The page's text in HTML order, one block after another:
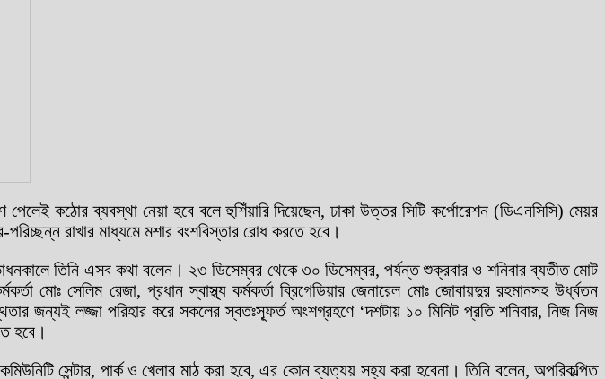
কঠোর ব্যবস্থা নেয়া হবে বলে হুশিঁয়ারি দিয়েছেন, ঢাকা উত্তর সিটি কর্পোরেশন (ডিএনসিসি) মেয়র
রাখার মাধ্যমে মশার বংশবিস্তার রোধ করতে হবে।
তিনি এসব কথা বলেন। ২৩ ডিসেম্বর থেকে ৩০ ডিসেম্বর, পর্যন্ত শুক্রবার ও শনিবার ব্যতীত মোট
মোঃ সেলিম রেজা, প্রধান স্বাস্থ্য কর্মকর্তা ব্রিগেডিয়ার জেনারেল মোঃ জোবায়দুর রহমানসহ উর্ধ্বতন
জন্যই লজ্জা পরিহার করে সকলের স্বতঃস্ফূর্ত অংশগ্রহণে ‘দশটায় ১০ মিনিট প্রতি শনিবার, নিজ নিজ
হবে।
সেন্টার, পার্ক ও খেলার মাঠ করা হবে, এর কোন ব্যত্যয় সহ্য করা হবেনা। তিনি বলেন, অপরিকল্পিত